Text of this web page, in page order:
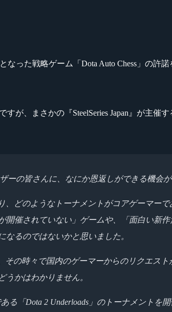
なった戦略ゲーム「Dota Auto Chess」の
が、まさかの『SteelSeries Japan』が主催す
ーの皆さんに、なにか恩返しができる機会
、どのようなトーナメントがコアゲーマー
催されていない」ゲームや、「面白い新
るのではないかと思いました。
その時々で国内のゲーマーからのリクエ
かはわかりません。
る「Dota 2 Underloads」のトーナメント